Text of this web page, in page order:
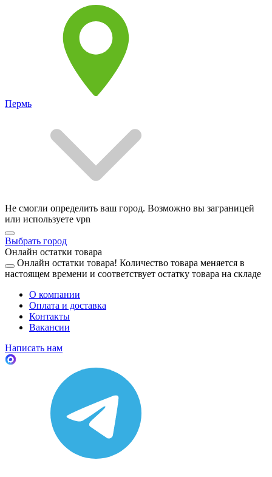
Пермь
Не смогли определить ваш город. Возможно вы заграницей
или используете vpn
Выбрать город
Онлайн остатки товара
Онлайн остатки товара! Количество товара меняется в
настоящем времени и соответствует остатку товара на складе
О компании
Оплата и доставка
Контакты
Вакансии
Написать нам